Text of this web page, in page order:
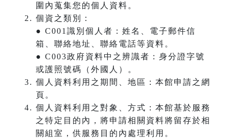
圍內蒐集您的個人資料。
個資之類別：
● C001識別個人者：姓名、電子郵件信
箱、聯絡地址、聯絡電話等資料。
● C003政府資料中之辨識者：身分證字號
或護照號碼（外國人）。
個人資料利用之期間、地區：本館申請之網
頁。
個人資料利用之對象、方式：本館基於服務
之特定目的內，將申請相關資料將留存於相
關組室，供服務目的內處理利用。